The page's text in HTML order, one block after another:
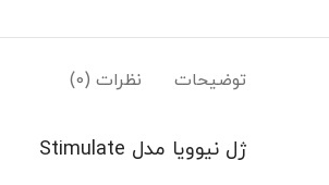
توضیحات نظرات (0)
ژل نیوویا مدل Stimulate